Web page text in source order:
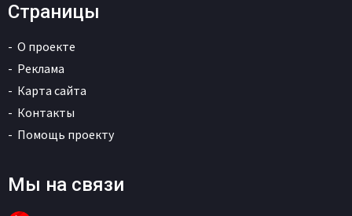
Страницы
О проекте
Реклама
Карта сайта
Контакты
Помощь проекту
Мы на связи